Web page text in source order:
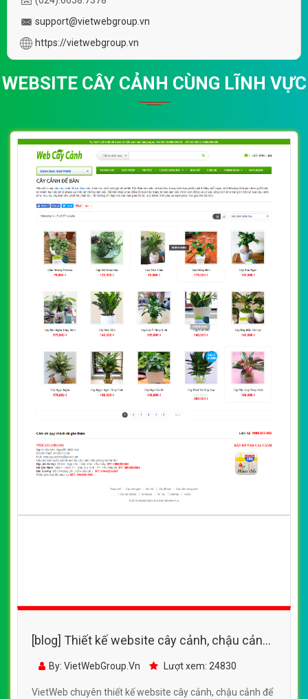
support@vietwebgroup.vn
https://vietwebgroup.vn
WEBSITE CÂY CẢNH CÙNG LĨNH VỰC
[blog] Thiết kế website cây cảnh, chậu cảnh
để bàn, văn phòng
By: VietWebGroup.Vn Lượt xem: 24830
VietWeb chuyên thiết kế website cây cảnh, chậu cảnh để